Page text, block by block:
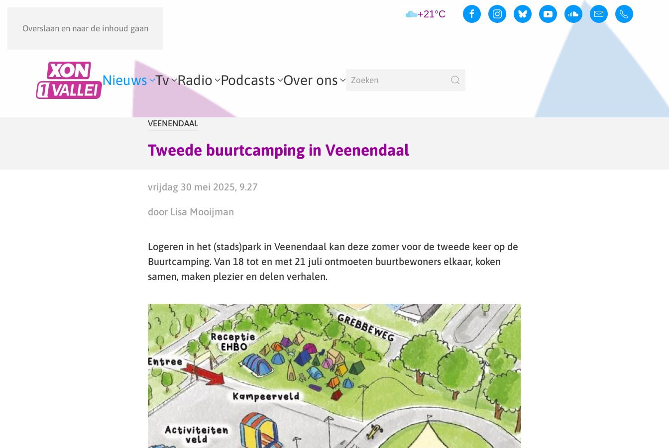
Overslaan en naar de inhoud gaan
+21°C
Nieuws Tv Radio Podcasts Over ons
VEENENDAAL
Tweede buurtcamping in Veenendaal
vrijdag 30 mei 2025, 9.27
door Lisa Mooijman
Logeren in het (stads)park in Veenendaal kan deze zomer voor de tweede keer op de
Buurtcamping. Van 18 tot en met 21 juli ontmoeten buurtbewoners elkaar, koken
samen, maken plezier en delen verhalen.